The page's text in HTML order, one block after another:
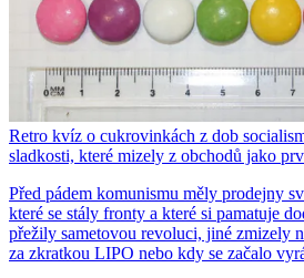
Retro kvíz o cukrovinkách z dob
sladkosti, které mizely z obchodů jako
Před pádem komunismu měly prodejny
které se stály fronty a které si pamatuje
přežily sametovou revoluci, jiné zmizely
za zkratkou LIPO nebo kdy se začalo